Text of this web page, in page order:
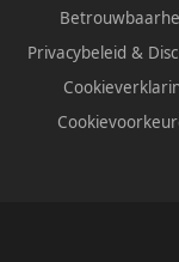
Privacybeleid &